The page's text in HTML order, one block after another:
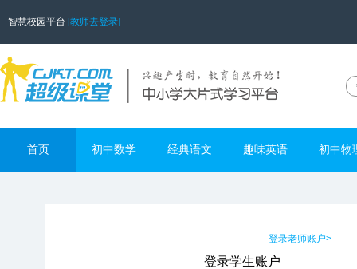
智慧校园平台 [教师去登录]
首页 初中数学 经典语文 趣味英语 初中物
登录老师账户>
登录学生账户